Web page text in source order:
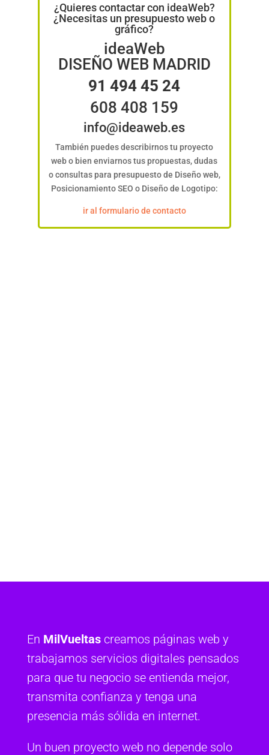
¿Quieres contactar con ideaWeb?
¿Necesitas un presupuesto web o
gráfico?
ideaWeb
DISEÑO WEB MADRID
91 494 45 24
608 408 159
info@ideaweb.es
También puedes describirnos tu proyecto
web o bien enviarnos tus propuestas, dudas
o consultas para presupuesto de Diseño web,
Posicionamiento SEO o Diseño de Logotipo:
ir al formulario de contacto
En MilVueltascreamos páginas web y
trabajamos servicios digitales pensados
para que tu negocio se entienda mejor,
transmita confianza y tenga una
presencia más sólida en internet.
Un buen proyecto web no depende solo